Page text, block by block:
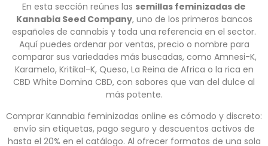
En esta sección reúnes las semillas feminizadas de
Kannabia Seed Company, uno de los primeros bancos
españoles de cannabis y toda una referencia en el sector.
Aquí puedes ordenar por ventas, precio o nombre para
comparar sus variedades más buscadas, como Amnesi-K,
Karamelo, Kritikal-K, Queso, La Reina de Africa o la rica en
CBD White Domina CBD, con sabores que van del dulce al
más potente.
Comprar Kannabia feminizadas online es cómodo y discreto:
envío sin etiquetas, pago seguro y descuentos activos de
hasta el 20% en el catálogo. Al ofrecer formatos de una sola